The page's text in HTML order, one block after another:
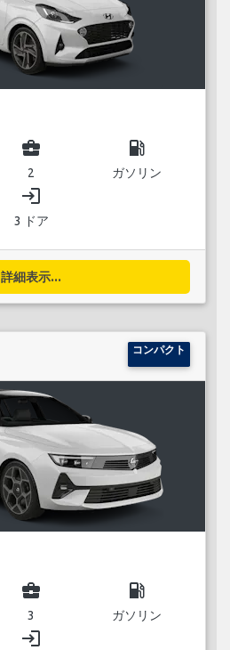
business_center
2
local_gas_station
ガソリン
login
3 ドア
詳細表示...
コンパクト
business_center
3
local_gas_station
ガソリン
login